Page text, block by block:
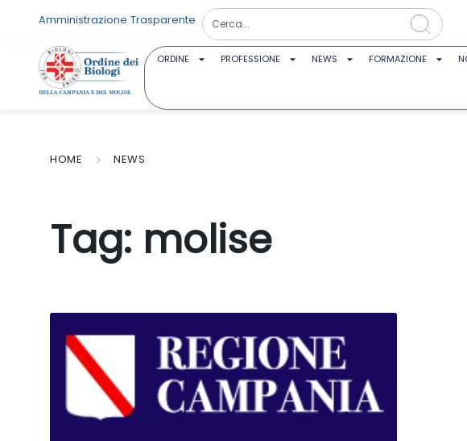
Amministrazione Trasparente
ORDINE PROFESSIONE NEWS FORMAZIONE
HOME NEWS
Tag: molise